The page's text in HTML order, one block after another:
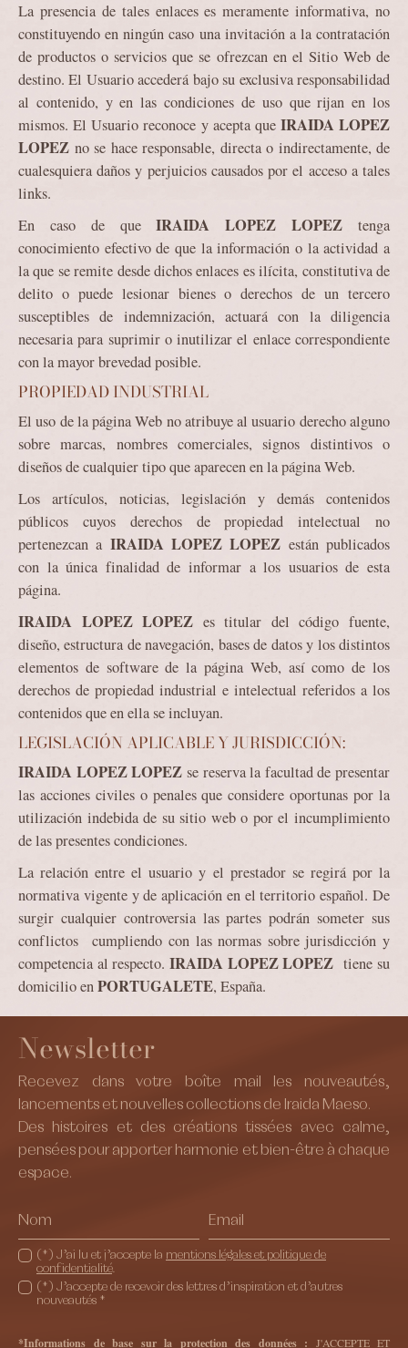
La presencia de tales enlaces es meramente informativa, no
constituyendo en ningún caso una invitación a la contratación
de productos o servicios que se ofrezcan en el Sitio Web de
destino. El Usuario accederá bajo su exclusiva responsabilidad
al contenido, y en las condiciones de uso que rijan en los
mismos. El Usuario reconoce y acepta que IRAIDA LOPEZ
LOPEZ no se hace responsable, directa o indirectamente, de
cualesquiera daños y perjuicios causados por el acceso a tales
links.
En caso de queIRAIDA LOPEZ LOPEZ tenga
conocimiento efectivo de que la información o la actividad a
la que se remite desde dichos enlaces es ilícita, constitutiva de
delito o puede lesionar bienes o derechos de un tercero
susceptibles de indemnización, actuará con la diligencia
necesaria para suprimir o inutilizar el enlace correspondiente
con la mayor brevedad posible.
PROPIEDAD INDUSTRIAL
El uso de la página Web no atribuye al usuario derecho alguno
sobre marcas, nombres comerciales, signos distintivos o
diseños de cualquier tipo que aparecen en la página Web.
Los artículos, noticias, legislación y demás contenidos
públicos cuyos derechos de propiedad intelectual no
pertenezcan a IRAIDA LOPEZ LOPEZ están publicados
con la única finalidad de informar a los usuarios de esta
página.
IRAIDA LOPEZ LOPEZ es titular del código fuente,
diseño, estructura de navegación, bases de datos y los distintos
elementos de software de la página Web, así como de los
derechos de propiedad industrial e intelectual referidos a los
contenidos que en ella se incluyan.
LEGISLACIÓN APLICABLE Y JURISDICCIÓN:
IRAIDA LOPEZ LOPEZ se reserva la facultad de presentar
las acciones civiles o penales que considere oportunas por la
utilización indebida de su sitio web o por el incumplimiento
de las presentes condiciones.
La relación entre el usuario y el prestador se regirá por la
normativa vigente y de aplicación en el territorio español. De
surgir cualquier controversia las partes podrán someter sus
conflictos cumpliendo con las normas sobre jurisdicción y
competencia al respecto. IRAIDA LOPEZ LOPEZ tiene su
domicilio enPORTUGALETE, España.
Newsletter
Recevez dans votre boîte mail les nouveautés,
lancements et nouvelles collections de Iraida Maeso.
Des histoires et des créations tissées avec calme,
pensées pour apporter harmonie et bien-être à chaque
espace.
(*) J’ai lu et j’accepte la mentions légales et politique de
confidentialité.
(*) J’accepte de recevoir des lettres d’inspiration et d’autres
nouveautés *
*Informations de base sur la protection des données : J'ACCEPTE ET